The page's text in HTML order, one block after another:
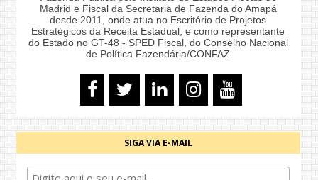
Madrid e Fiscal da Secretaria de Fazenda do Amapá
desde 2011, onde atua no Escritório de Projetos
Estratégicos da Receita Estadual, e como representante
do Estado no GT-48 - SPED Fiscal, do Conselho Nacional
de Política Fazendária/CONFAZ
SIGA VIA E-MAIL